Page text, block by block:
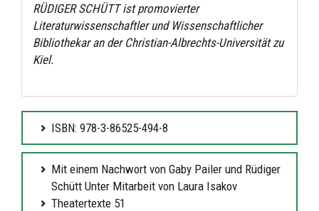
RÜDIGER SCHÜTT ist promovierter
Literaturwissenschaftler und Wissenschaftlicher
Bibliothekar an der Christian-Albrechts-Universität zu
Kiel.
ISBN: 978-3-86525-494-8
Mit einem Nachwort von Gaby Pailer und Rüdiger
Schütt Unter Mitarbeit von Laura Isakov
Theatertexte 51